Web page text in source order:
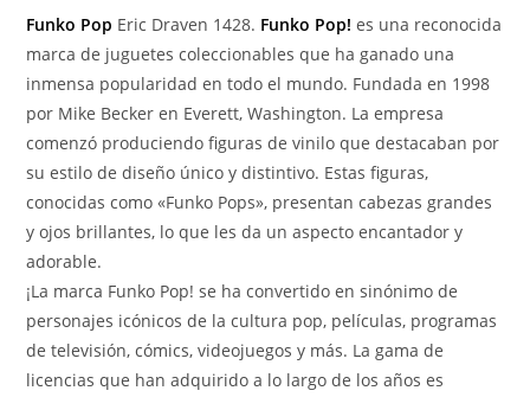
Funko Pop Eric Draven 1428. Funko Pop! es una reconocida
marca de juguetes coleccionables que ha ganado una
inmensa popularidad en todo el mundo. Fundada en 1998
por Mike Becker en Everett, Washington. La empresa
comenzó produciendo figuras de vinilo que destacaban por
su estilo de diseño único y distintivo. Estas figuras,
conocidas como «Funko Pops», presentan cabezas grandes
y ojos brillantes, lo que les da un aspecto encantador y
adorable.
¡La marca Funko Pop! se ha convertido en sinónimo de
personajes icónicos de la cultura pop, películas, programas
de televisión, cómics, videojuegos y más. La gama de
licencias que han adquirido a lo largo de los años es